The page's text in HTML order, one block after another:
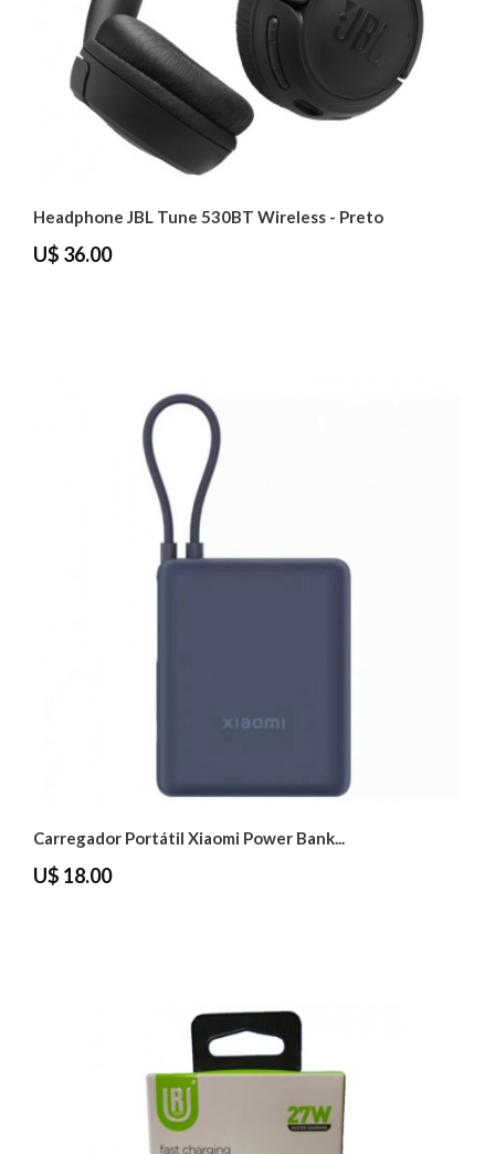
Headphone JBL Tune 530BT Wireless - Preto
U$ 36.00
Carregador Portátil Xiaomi Power Bank...
U$ 18.00